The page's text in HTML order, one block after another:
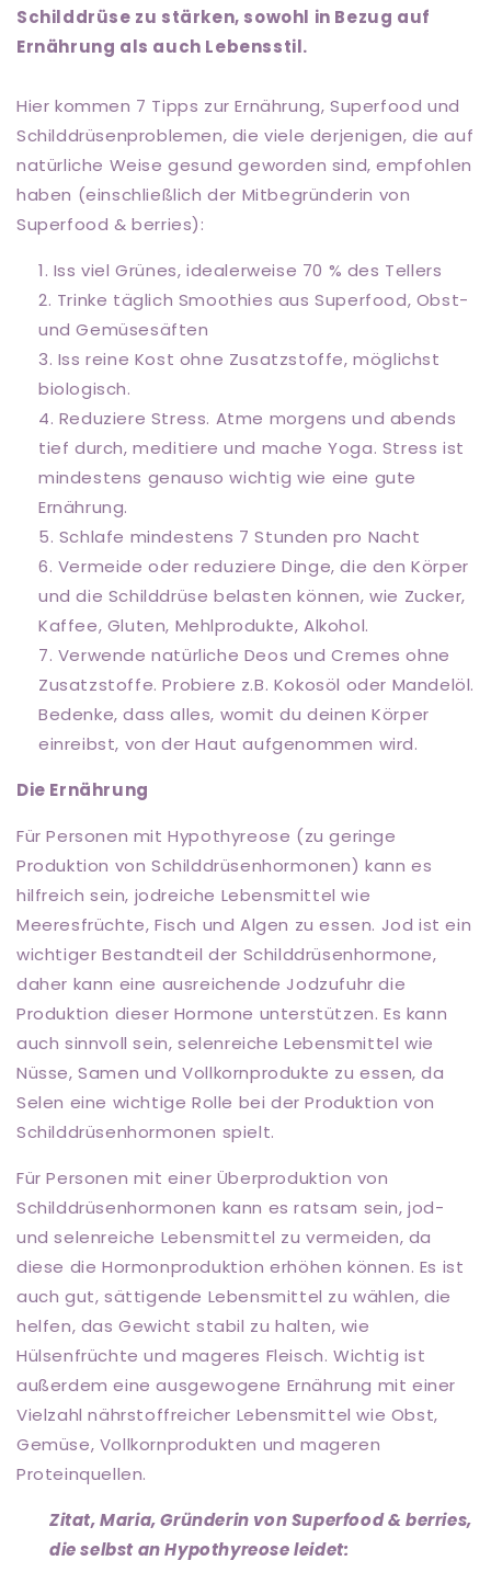
Schilddrüse zu stärken, sowohl in Bezug auf
Ernährung als auch Lebensstil.
Hier kommen 7 Tipps zur Ernährung, Superfood und
Schilddrüsenproblemen, die viele derjenigen, die auf
natürliche Weise gesund geworden sind, empfohlen
haben (einschließlich der Mitbegründerin von
Superfood & berries):
Iss viel Grünes, idealerweise 70 % des Tellers
Trinke täglich Smoothies aus Superfood, Obst-
und Gemüsesäften
Iss reine Kost ohne Zusatzstoffe, möglichst
biologisch.
Reduziere Stress. Atme morgens und abends
tief durch, meditiere und mache Yoga. Stress ist
mindestens genauso wichtig wie eine gute
Ernährung.
Schlafe mindestens 7 Stunden pro Nacht
Vermeide oder reduziere Dinge, die den Körper
und die Schilddrüse belasten können, wie Zucker,
Kaffee, Gluten, Mehlprodukte, Alkohol.
Verwende natürliche Deos und Cremes ohne
Zusatzstoffe. Probiere z.B. Kokosöl oder Mandelöl.
Bedenke, dass alles, womit du deinen Körper
einreibst, von der Haut aufgenommen wird.
Die Ernährung
Für Personen mit Hypothyreose (zu geringe
Produktion von Schilddrüsenhormonen) kann es
hilfreich sein, jodreiche Lebensmittel wie
Meeresfrüchte, Fisch und Algen zu essen. Jod ist ein
wichtiger Bestandteil der Schilddrüsenhormone,
daher kann eine ausreichende Jodzufuhr die
Produktion dieser Hormone unterstützen. Es kann
auch sinnvoll sein, selenreiche Lebensmittel wie
Nüsse, Samen und Vollkornprodukte zu essen, da
Selen eine wichtige Rolle bei der Produktion von
Schilddrüsenhormonen spielt.
Für Personen mit einer Überproduktion von
Schilddrüsenhormonen kann es ratsam sein, jod-
und selenreiche Lebensmittel zu vermeiden, da
diese die Hormonproduktion erhöhen können. Es ist
auch gut, sättigende Lebensmittel zu wählen, die
helfen, das Gewicht stabil zu halten, wie
Hülsenfrüchte und mageres Fleisch. Wichtig ist
außerdem eine ausgewogene Ernährung mit einer
Vielzahl nährstoffreicher Lebensmittel wie Obst,
Gemüse, Vollkornprodukten und mageren
Proteinquellen.
Zitat, Maria, Gründerin von Superfood & berries,
die selbst an Hypothyreose leidet: